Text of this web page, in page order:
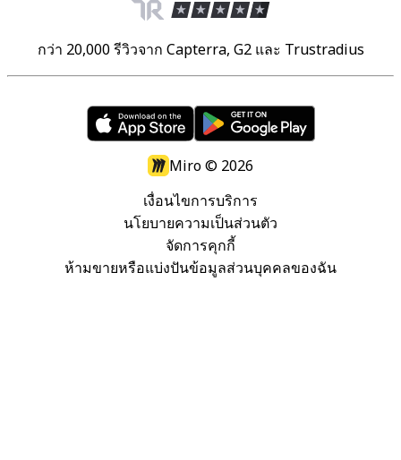
กว่า 20,000 รีวิวจาก Capterra, G2 และ Trustradius
Miro © 2026
เงื่อนไขการบริการ
นโยบายความเป็นส่วนตัว
จัดการคุกกี้
ห้ามขายหรือแบ่งปันข้อมูลส่วนบุคคลของฉัน